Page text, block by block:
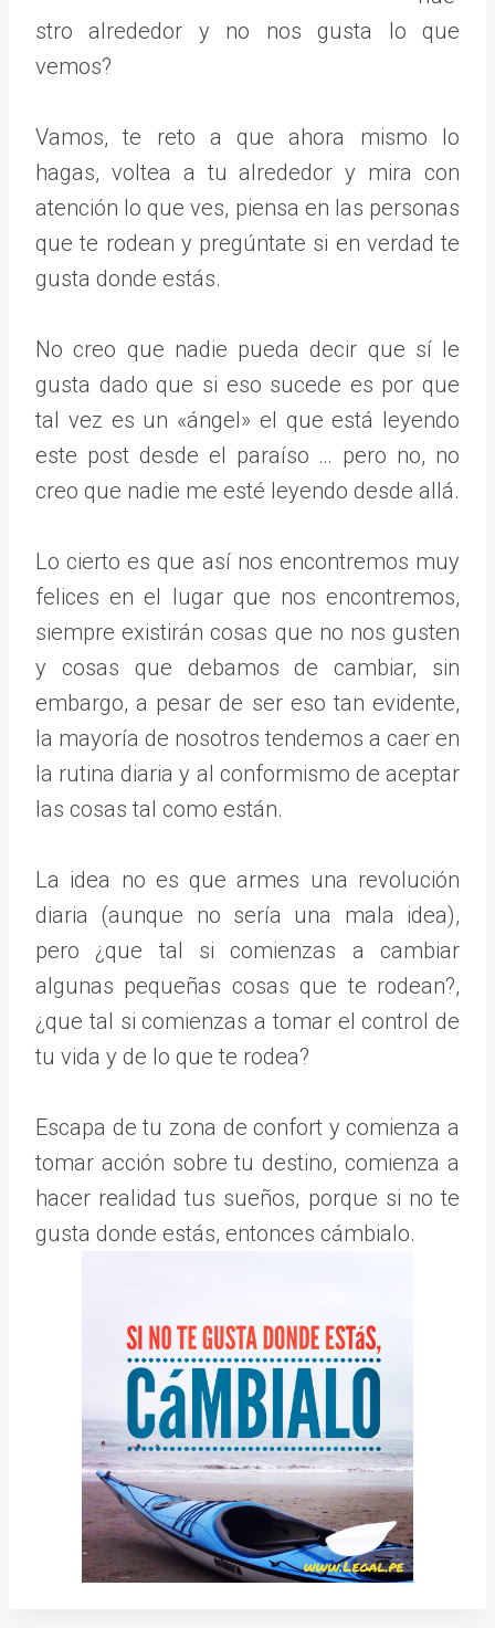
stro alrededor y no nos gusta lo que
vemos?
Vamos, te reto a que ahora mismo lo
hagas, voltea a tu alrededor y mira con
atención lo que ves, piensa en las personas
que te rodean y pregúntate si en verdad te
gusta donde estás.
No creo que nadie pueda decir que sí le
gusta dado que si eso sucede es por que
tal vez es un «ángel» el que está leyendo
este post desde el paraíso … pero no, no
creo que nadie me esté leyendo desde allá.
Lo cierto es que así nos encontremos muy
felices en el lugar que nos encontremos,
siempre existirán cosas que no nos gusten
y cosas que debamos de cambiar, sin
embargo, a pesar de ser eso tan evidente,
la mayoría de nosotros tendemos a caer en
la rutina diaria y al conformismo de aceptar
las cosas tal como están.
La idea no es que armes una revolución
diaria (aunque no sería una mala idea),
pero ¿que tal si comienzas a cambiar
algunas pequeñas cosas que te rodean?,
¿que tal si comienzas a tomar el control de
tu vida y de lo que te rodea?
Escapa de tu zona de confort y comienza a
tomar acción sobre tu destino, comienza a
hacer realidad tus sueños, porque si no te
gusta donde estás, entonces cámbialo.